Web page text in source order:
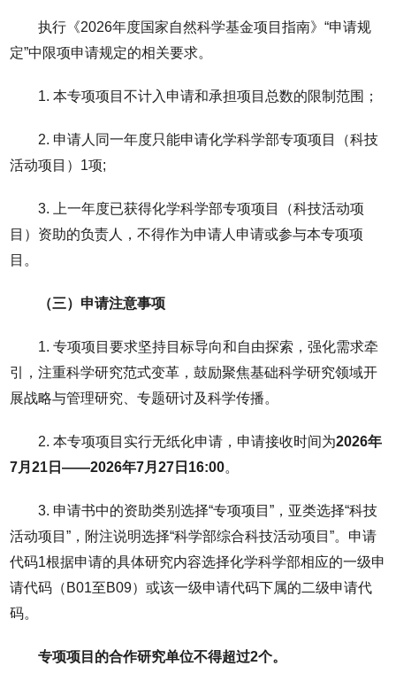
执行《2026年度国家自然科学基金项目指南》“申请规
定”中限项申请规定的相关要求。
1. 本专项项目不计入申请和承担项目总数的限制范围；
2. 申请人同一年度只能申请化学科学部专项项目（科技
活动项目）1项;
3. 上一年度已获得化学科学部专项项目（科技活动项
目）资助的负责人，不得作为申请人申请或参与本专项项
目。
（三） 申请注意事项
1. 专项项目要求坚持目标导向和自由探索，强化需求牵
引，注重科学研究范式变革，鼓励聚焦基础科学研究领域开
展战略与管理研究、专题研讨及科学传播。
2. 本专项项目实行无纸化申请，申请接收时间为2026年
7月21 日——2026年7月27 日 16:00。
3. 申请书中的资助类别选择“专项项目”，亚类选择“科技
活动项目”，附注说明选择“科学部综合科技活动项目”。申请
代码1根据申请的具体研究内容选择化学科学部相应的一级申
请代码（B01至B09）或该一级申请代码下属的二级申请代
码。
专项项目的合作研究单位不得超过2个。